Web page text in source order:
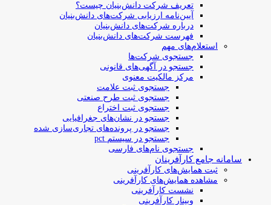
تعریف شرکت دانش‌بنیان چیست؟
آیین‌نامه ارزیابی شرکت‌های دانش‌بنیان
درباره شرکت‌های دانش‌بنیان
فهرست شرکت‌های دانش‌بنیان
استعلام‌های مهم
جستجوی شرکت‌ها
جستجو در آگهی‌های قانونی
مرکز مالکیت معنوی
جستجوی ثبت علامت
جستجوی ثبت طرح صنعتی
جستجوی ثبت اختراع
جستجو در نشان‌های جغرافیایی
جستجو در پرونده‌های تجاری‌سازی شده
جستجو در سیستم pct
جستجوی نام‌های فارسی
سامانه جامع کارآفرینان
ثبت همایش‌های کارآفرینی
مشاهده همایش‌های کارآفرینی
نشست کارآفرینی
وبینار کارآفرینی